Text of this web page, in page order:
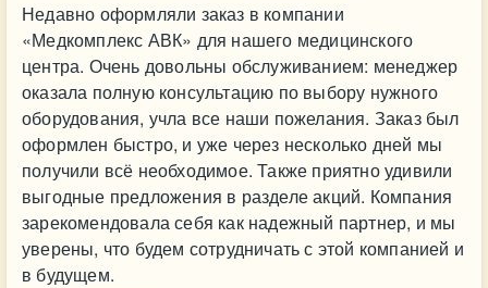
Недавно оформляли заказ в компании
«Медкомплекс АВК» для нашего медицинского
центра. Очень довольны обслуживанием: менеджер
оказала полную консультацию по выбору нужного
оборудования, учла все наши пожелания. Заказ был
оформлен быстро, и уже через несколько дней мы
получили всё необходимое. Также приятно удивили
выгодные предложения в разделе акций. Компания
зарекомендовала себя как надежный партнер, и мы
уверены, что будем сотрудничать с этой компанией и
в будущем.